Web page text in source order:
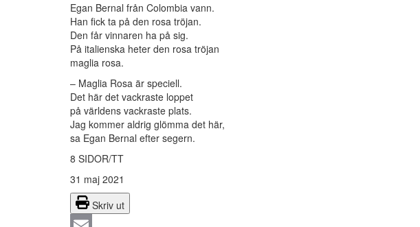
Egan Bernal från Colombia vann.
Han fick ta på den rosa tröjan.
Den får vinnaren ha på sig.
På italienska heter den rosa tröjan
maglia rosa.
– Maglia Rosa är speciell.
Det här det vackraste loppet
på världens vackraste plats.
Jag kommer aldrig glömma det här,
sa Egan Bernal efter segern.
8 SIDOR/TT
31 maj 2021
Skriv ut